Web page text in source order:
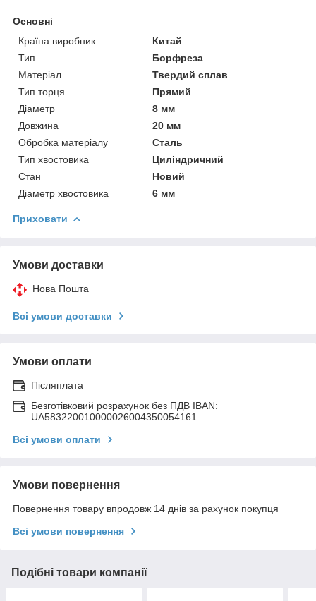
Основні
Країна виробник
Китай
Тип
Борфреза
Матеріал
Твердий сплав
Тип торця
Прямий
Діаметр
8 мм
Довжина
20 мм
Обробка матеріалу
Сталь
Тип хвостовика
Циліндричний
Стан
Новий
Діаметр хвостовика
6 мм
Приховати
Умови доставки
Нова Пошта
Всі умови доставки
Умови оплати
Післяплата
Безготівковий розрахунок без ПДВ IBAN:
UA583220010000026004350054161
Всі умови оплати
Умови повернення
Повернення товару впродовж 14 днів за рахунок покупця
Всі умови повернення
Подібні товари компанії